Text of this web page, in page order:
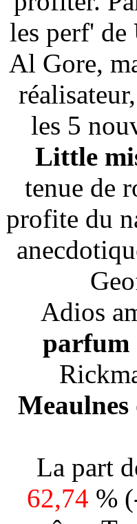
les perf' de
Al Gore,
les 5
Little
tenue de
profite du
Adios
parfum
Meaulnes
La part
62,74 %